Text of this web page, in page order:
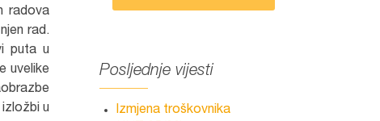
radova
rad.
puta u
uvelike
u
Posljednje vijesti
Izmjena troškovnika